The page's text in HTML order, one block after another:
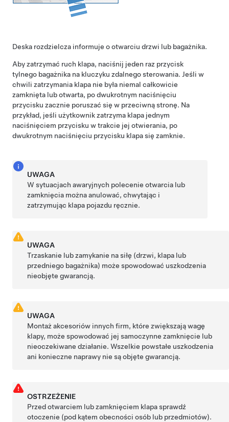
Deska rozdzielcza informuje o otwarciu drzwi lub bagażnika.
Aby zatrzymać ruch klapa, naciśnij jeden raz przycisk
tylnego bagażnika na kluczyku zdalnego sterowania. Jeśli w
chwili zatrzymania klapa nie była niemal całkowicie
zamknięta lub otwarta, po dwukrotnym naciśnięciu
przycisku zacznie poruszać się w przeciwną stronę. Na
przykład, jeśli użytkownik zatrzyma klapa jednym
naciśnięciem przycisku w trakcie jej otwierania, po
dwukrotnym naciśnięciu przycisku klapa się zamknie.
UWAGA
W sytuacjach awaryjnych polecenie otwarcia lub
zamknięcia można anulować, chwytając i
zatrzymując klapa pojazdu ręcznie.
UWAGA
Trzaskanie lub zamykanie na siłę (drzwi, klapa lub
przedniego bagażnika) może spowodować uszkodzenia
nieobjęte gwarancją.
UWAGA
Montaż akcesoriów innych firm, które zwiększają wagę
klapy, może spowodować jej samoczynne zamknięcie lub
nieoczekiwane działanie. Wszelkie powstałe uszkodzenia
ani konieczne naprawy nie są objęte gwarancją.
OSTRZEŻENIE
Przed otwarciem lub zamknięciem klapasprawdź
otoczenie (pod kątem obecności osób lub przedmiotów).